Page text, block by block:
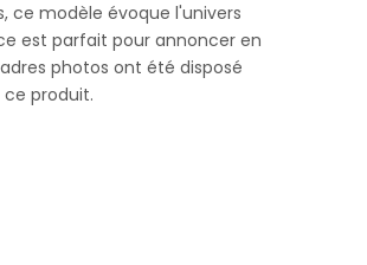
ce modèle évoque l'univers
est parfait pour annoncer en
photos ont été disposé
produit.